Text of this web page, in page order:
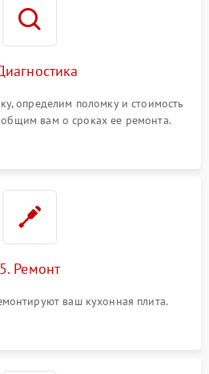
определим поломку и стоимость
вам о сроках ее ремонта.
5. Ремонт
ваш кухонная плита.